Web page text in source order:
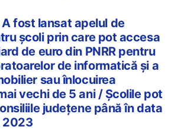
A fost lansat apelul de
școli prin care pot accesa
de euro din PNRR pentru
de informatică și a
sau înlocuirea
vechi de 5 ani / Școlile pot
județene până în data
2023